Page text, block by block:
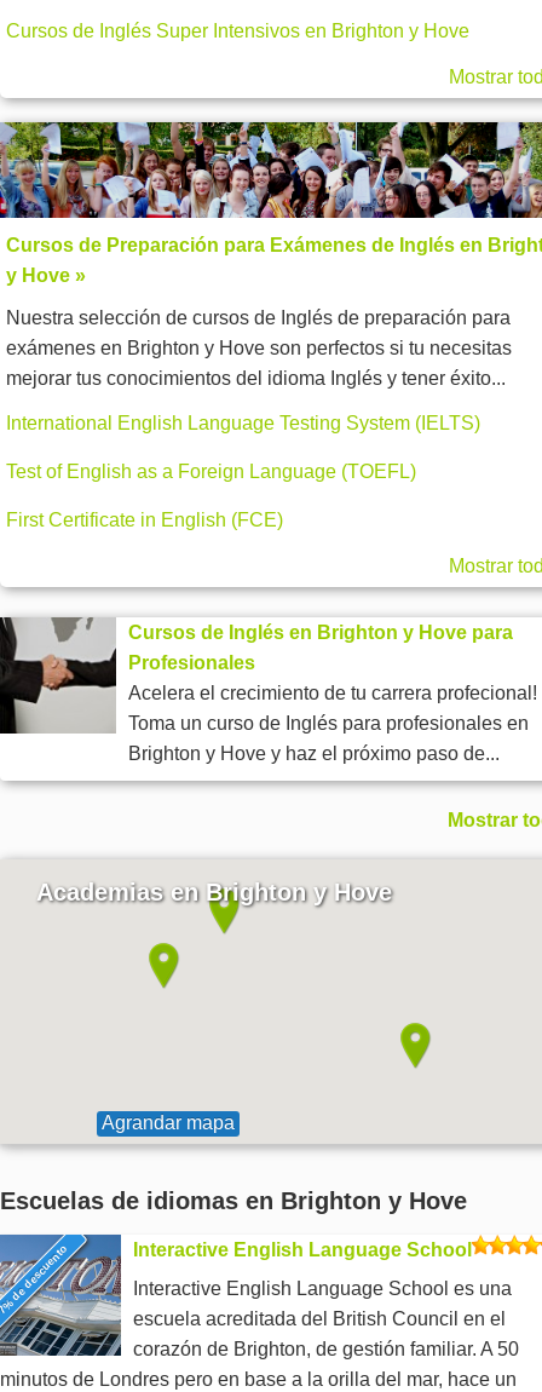
Cursos de Inglés Super Intensivos en Brighton y Hove
Mostrar
Cursos de Preparación para Exámenes de Inglés en
y Hove »
Nuestra selección de cursos de Inglés de preparación para
exámenes en Brighton y Hove son perfectos si tu necesitas
mejorar tus conocimientos del idioma Inglés y tener éxito...
International English Language Testing System (IELTS)
Test of English as a Foreign Language (TOEFL)
First Certificate in English (FCE)
Mostrar
Cursos de Inglés en Brighton y Hove para
Profesionales
Acelera el crecimiento de tu carrera profecional!
Toma un curso de Inglés para profesionales en
Brighton y Hove y haz el próximo paso de...
Mostrar
Academias en Brighton y Hove
Agrandar mapa
Escuelas de idiomas en Brighton y Hove
descuento
Interactive English Language School
Interactive English Language School es una
escuela acreditada del British Council en el
corazón de Brighton, de gestión familiar. A 50
minutos de Londres pero en base a la orilla del mar, hace un